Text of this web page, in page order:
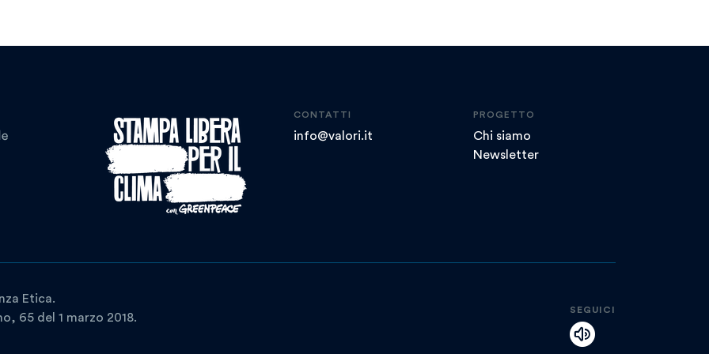
CONTATTI
info@valori.it
PROGETTO
Chi siamo
Newsletter
Etica.
65 del 1 marzo 2018.
SEGUICI